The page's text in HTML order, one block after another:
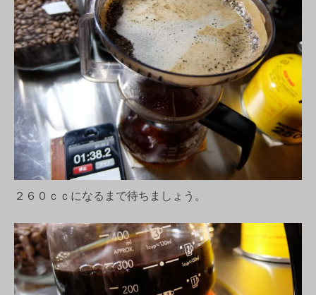
２６０ｃｃになるまで待ちましょう。